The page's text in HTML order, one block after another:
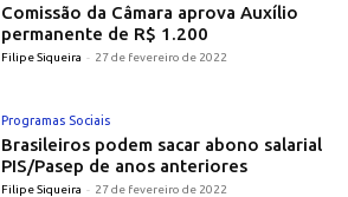
Comissão da Câmara aprova Auxílio
permanente de R$ 1.200
Filipe Siqueira - 27 de fevereiro de 2022
Programas Sociais
Brasileiros podem sacar abono salarial
PIS/Pasep de anos anteriores
Filipe Siqueira - 27 de fevereiro de 2022